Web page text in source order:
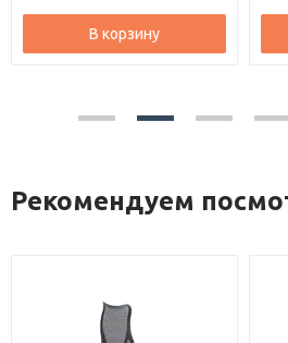
В корзину
Рекомендуем